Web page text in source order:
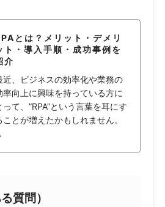
とは？メリット・デメリ
ト・導入手順・成功事例を
介
近、ビジネスの効率化や業務の
率向上に興味を持っている方に
って、”RPA”という言葉を耳にす
ことが増えたかもしれません。
質問）